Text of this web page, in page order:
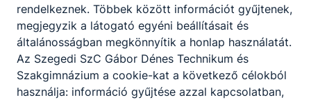
testnevelés és sport
ágazatos szakmai
tantárgyak
Osztályfőnök:
11.K
rendelkeznek. Többek között információt gyűjtenek,
megjegyzik a látogató egyéni beállításait és
általánosságban megkönnyítik a honlap használatát.
Az Szegedi SzC Gábor Dénes Technikum és
Szakgimnázium a cookie-kat a következő célokból
használja: információ gyűjtése azzal kapcsolatban,